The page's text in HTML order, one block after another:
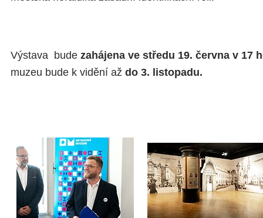
Výstava bude zahájena ve středu 19. června v 17
muzeu bude k vidění až do 3. listopadu.